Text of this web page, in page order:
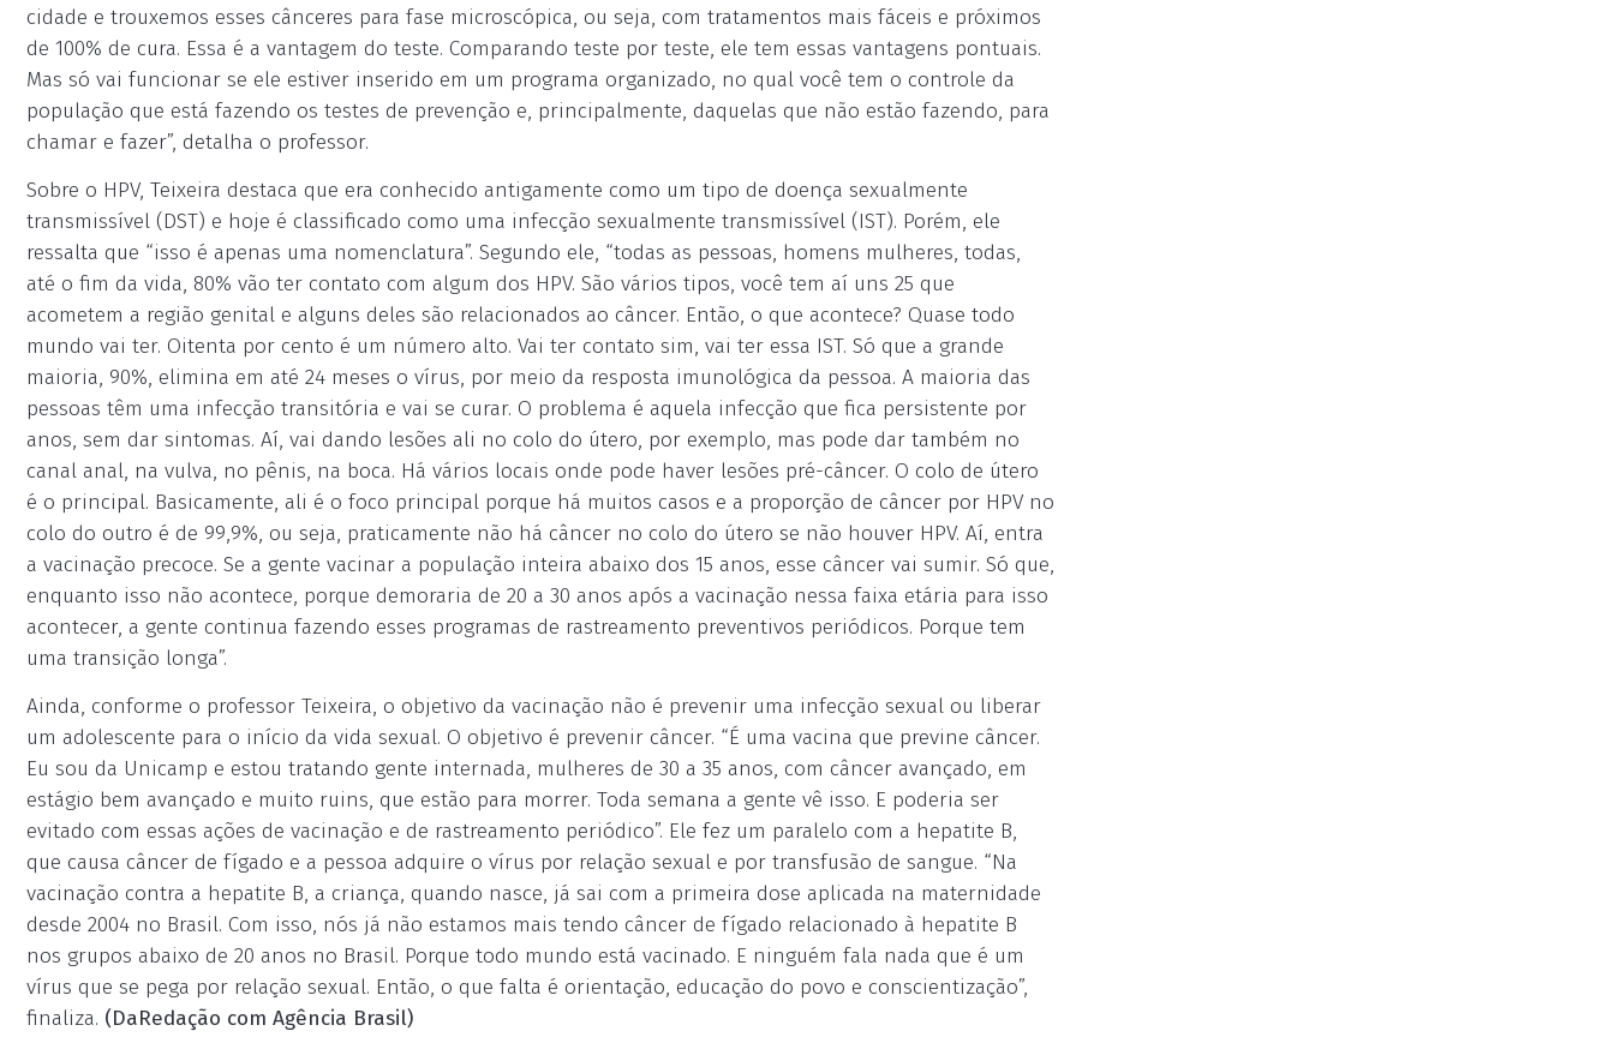
cidade e trouxemos esses cânceres para fase microscópica, ou seja, com tratamentos mais fáceis e próximos
de 100% de cura. Essa é a vantagem do teste. Comparando teste por teste, ele tem essas vantagens pontuais.
Mas só vai funcionar se ele estiver inserido em um programa organizado, no qual você tem o controle da
população que está fazendo os testes de prevenção e, principalmente, daquelas que não estão fazendo, para
chamar e fazer”, detalha o professor.
Sobre o HPV, Teixeira destaca que era conhecido antigamente como um tipo de doença sexualmente
transmissível (DST) e hoje é classificado como uma infecção sexualmente transmissível (IST). Porém, ele
ressalta que “isso é apenas uma nomenclatura”. Segundo ele, “todas as pessoas, homens mulheres, todas,
até o fim da vida, 80% vão ter contato com algum dos HPV. São vários tipos, você tem aí uns 25 que
acometem a região genital e alguns deles são relacionados ao câncer. Então, o que acontece? Quase todo
mundo vai ter. Oitenta por cento é um número alto. Vai ter contato sim, vai ter essa IST. Só que a grande
maioria, 90%, elimina em até 24 meses o vírus, por meio da resposta imunológica da pessoa. A maioria das
pessoas têm uma infecção transitória e vai se curar. O problema é aquela infecção que fica persistente por
anos, sem dar sintomas. Aí, vai dando lesões ali no colo do útero, por exemplo, mas pode dar também no
canal anal, na vulva, no pênis, na boca. Há vários locais onde pode haver lesões pré-câncer. O colo de útero
é o principal. Basicamente, ali é o foco principal porque há muitos casos e a proporção de câncer por HPV no
colo do outro é de 99,9%, ou seja, praticamente não há câncer no colo do útero se não houver HPV. Aí, entra
a vacinação precoce. Se a gente vacinar a população inteira abaixo dos 15 anos, esse câncer vai sumir. Só que,
enquanto isso não acontece, porque demoraria de 20 a 30 anos após a vacinação nessa faixa etária para isso
acontecer, a gente continua fazendo esses programas de rastreamento preventivos periódicos. Porque tem
uma transição longa”.
Ainda, conforme o professor Teixeira, o objetivo da vacinação não é prevenir uma infecção sexual ou liberar
um adolescente para o início da vida sexual. O objetivo é prevenir câncer. “É uma vacina que previne câncer.
Eu sou da Unicamp e estou tratando gente internada, mulheres de 30 a 35 anos, com câncer avançado, em
estágio bem avançado e muito ruins, que estão para morrer. Toda semana a gente vê isso. E poderia ser
evitado com essas ações de vacinação e de rastreamento periódico”. Ele fez um paralelo com a hepatite B,
que causa câncer de fígado e a pessoa adquire o vírus por relação sexual e por transfusão de sangue. “Na
vacinação contra a hepatite B, a criança, quando nasce, já sai com a primeira dose aplicada na maternidade
desde 2004 no Brasil. Com isso, nós já não estamos mais tendo câncer de fígado relacionado à hepatite B
nos grupos abaixo de 20 anos no Brasil. Porque todo mundo está vacinado. E ninguém fala nada que é um
vírus que se pega por relação sexual. Então, o que falta é orientação, educação do povo e conscientização”,
finaliza. (DaRedação com Agência Brasil)